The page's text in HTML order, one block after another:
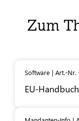
Zum
Software | Art.-Nr.
EU-